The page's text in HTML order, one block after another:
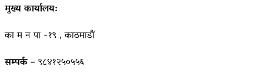
मुख्य कार्यालय:
का म न पा -१९ , काठमाडौं
सम्पर्क –९८४१२५०५५६